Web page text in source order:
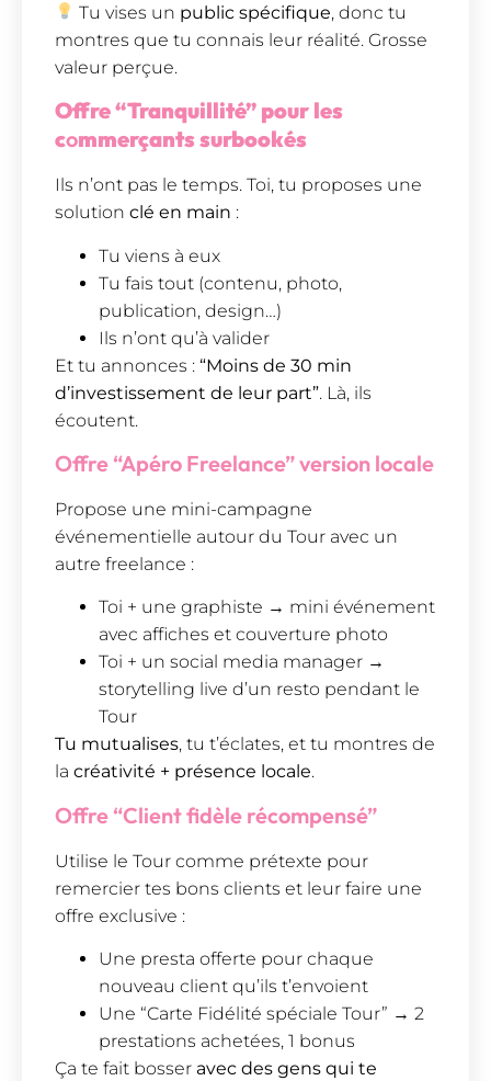
Tu vises un public spécifique, donc tu
montres que tu connais leur réalité. Grosse
valeur perçue.
Offre “Tranquillité” pour les
commerçants surbookés
Ils n’ont pas le temps. Toi, tu proposes une
solution clé en main :
Tu viens à eux
Tu fais tout (contenu, photo,
publication, design…)
Ils n’ont qu’à valider
Et tu annonces : “Moins de 30 min
d’investissement de leur part”. Là, ils
écoutent.
Offre “Apéro Freelance” version locale
Propose une mini-campagne
événementielle autour du Tour avec un
autre freelance :
Toi + une graphiste → mini événement
avec affiches et couverture photo
Toi + un social media manager →
storytelling live d’un resto pendant le
Tour
Tu mutualises, tu t’éclates, et tu montres de
la créativité + présence locale.
Offre “Client fidèle récompensé”
Utilise le Tour comme prétexte pour
remercier tes bons clients et leur faire une
offre exclusive :
Une presta offerte pour chaque
nouveau client qu’ils t’envoient
Une “Carte Fidélité spéciale Tour” → 2
prestations achetées, 1 bonus
Ça te fait bosser avec des gens qui te